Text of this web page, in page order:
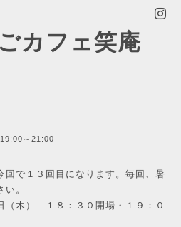
カフェ笑庵
～21:00
回で１３回目になります。毎回、暑
。
（木） １８：３０開場・１９：０